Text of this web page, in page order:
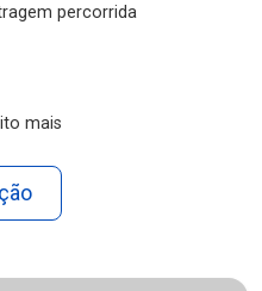
percorrida
mais